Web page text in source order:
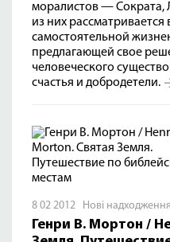
моралистов — Сократа,
из них рассматривается
самостоятельной
предлагающей свое
человеческого
счастья и добродетели.
8 02 2012 Нові надходження
Генри В. Мортон /